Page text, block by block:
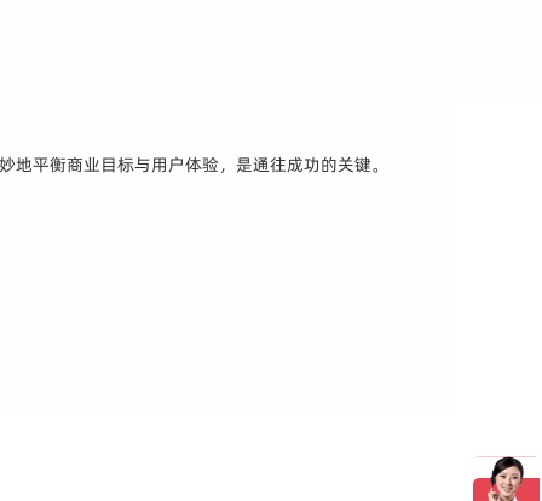
平衡商业目标与用户体验，是通往成功的关键。